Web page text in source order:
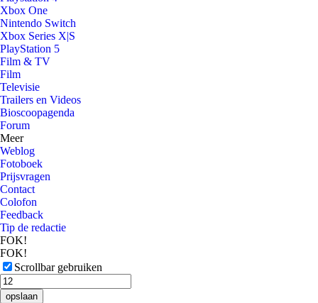
Xbox One
Nintendo Switch
Xbox Series X|S
PlayStation 5
Film & TV
Film
Televisie
Trailers en Videos
Bioscoopagenda
Forum
Meer
Weblog
Fotoboek
Prijsvragen
Contact
Colofon
Feedback
Tip de redactie
FOK!
FOK!
Scrollbar gebruiken
opslaan